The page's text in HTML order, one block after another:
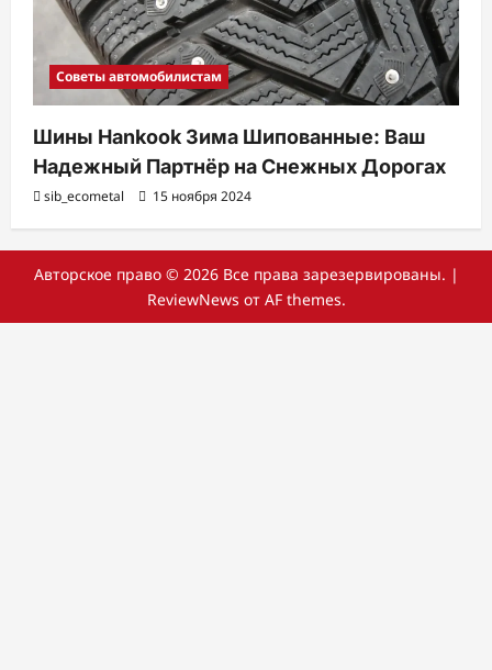
Советы автомобилистам
Шины Hankook Зима Шипованные: Ваш
Надежный Партнёр на Снежных Дорогах
sib_ecometal 15 ноября 2024
Авторское право © 2026 Все права зарезервированы. |
ReviewNews от AF themes.